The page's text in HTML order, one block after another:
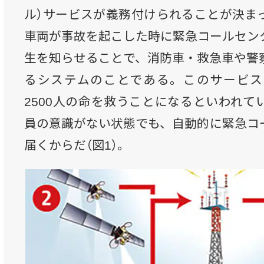
ル）サービスが義務付けられることが決
車両が事故を起こした時に緊急コールセ
生を知らせることで、消防車・救急車や
るシステムのことである。このサービ
2500人の命を救うことになるといわれて
員の意識がない状態でも、自動的に緊急
届くからだ（図1）。